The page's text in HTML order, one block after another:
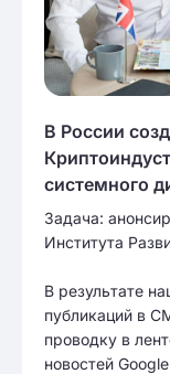
В России
системного
Задача:
Института
В результате
публикаций в
проводку в
новостей